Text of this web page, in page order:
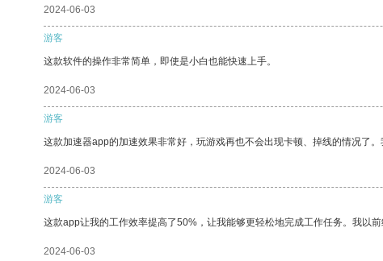
2024-06-03
游客
这款软件的操作非常简单，即使是小白也能快速上手。
2024-06-03
游客
这款加速器app的加速效果非常好，玩游戏再也不会出现卡顿、掉线的情况了
2024-06-03
游客
这款app让我的工作效率提高了50%，让我能够更轻松地完成工作任务。我以
2024-06-03